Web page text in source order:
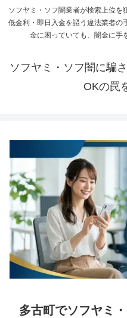
ソフヤミ・ソフ闇業者が検索上位を
低金利・即日入金を謳う違法業者の
金に困っていても、闇金に手
ソフヤミ・ソフ闇に騙
OKの罠
多古町でソフヤミ